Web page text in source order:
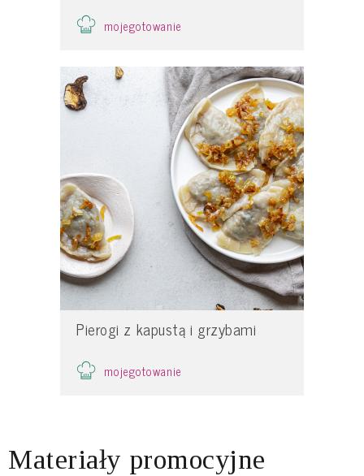
mojegotowanie
Pierogi z kapustą i grzybami
mojegotowanie
Materiały promocyjne